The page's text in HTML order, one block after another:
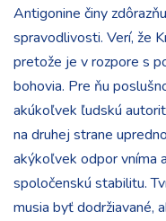
Antigonine činy
spravodlivosti. Verí, že
pretože je v rozpore s
bohovia. Pre ňu
akúkoľvek ľudskú
na druhej strane
akýkoľvek odpor vníma
spoločenskú stabilitu.
musia byť dodržiavané,